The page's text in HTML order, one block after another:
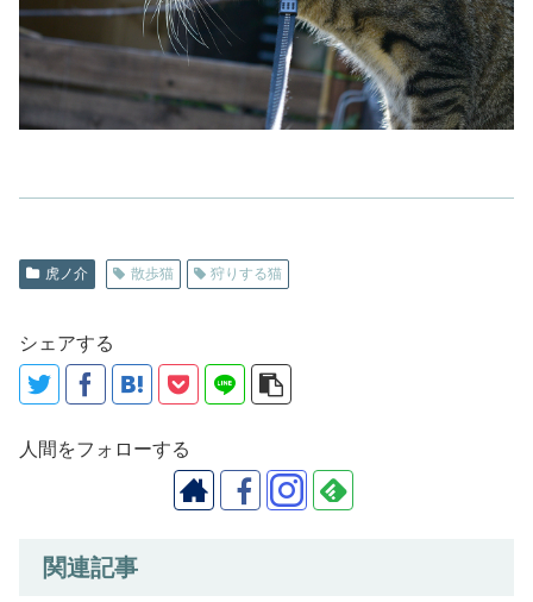
虎ノ介 散歩猫 狩りする猫
シェアする
人間をフォローする
関連記事